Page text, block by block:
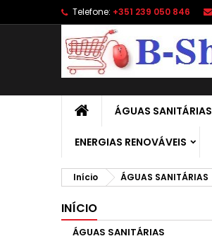
Telefone: +351 239 050 846
ÁGUAS SANITÁRIAS
ENERGIAS RENOVÁVEIS
Início ÁGUAS SANITÁRIAS
INÍCIO
ÁGUAS SANITÁRIAS